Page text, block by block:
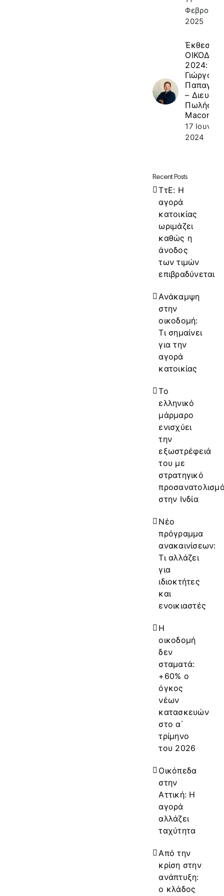
2025
Έκθεση
2024: κ.
Γιώργος
–
Macon
17
2024
Recent Posts
ΤτΕ: Η
αγορά
κατοικίας
ωριμάζει
καθώς η
άνοδος
των τιμών
επιβραδύνεται
Ανάκαμψη
στην
οικοδομή:
Τι σημαίνει
για την
αγορά
κατοικίας
Το
ελληνικό
μάρμαρο
ενισχύει
την
εξωστρέφειά
του με
στρατηγικό
στην Ινδία
Νέο
πρόγραμμα
ανακαινίσεων:
Τι αλλάζει
για
ιδιοκτήτες
και
ενοικιαστές
Η
οικοδομή
δεν
σταματά:
+60% ο
όγκος
νέων
κατασκευών
στο α΄
τρίμηνο
του 2026
Οικόπεδα
στην
Αττική: Η
αγορά
αλλάζει
ταχύτητα
Από την
κρίση στην
ανάπτυξη:
ο κλάδος